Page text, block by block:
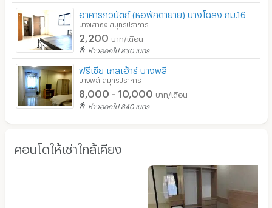
อาคารภูวนัตถ์ (หอพักตายาย) บางโฉลง กม.16
บางเสาธง สมุทรปราการ
2,200 บาท/เดือน
ห่างออกไป 830 เมตร
ฟรีเซีย เกสเฮ้าร์ บางพลี
บางพลี สมุทรปราการ
8,000 - 10,000 บาท/เดือน
ห่างออกไป 840 เมตร
คอนโดให้เช่าใกล้เคียง